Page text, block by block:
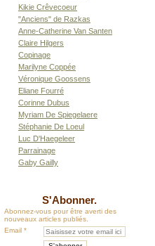
Kikie Crêvecoeur
"Anciens" de Razkas
Anne-Catherine Van Santen
Claire Hilgers
Copinage
Marilyne Coppée
Véronique Goossens
Eliane Fourré
Corinne Dubus
Myriam De Spiegelaere
Stéphanie De Loeul
Luc D'Haegeleer
Parrainage
Gaby Gailly
S'Abonner.
Abonnez-vous pour être averti des
nouveaux articles publiés.
Email